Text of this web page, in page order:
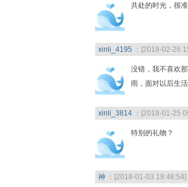
共处的时光，很
xinli_4195 ：[2018-02-26
没错，我不喜欢
雨，面对以后生
xinli_3814 ：[2018-01-25
特别的礼物？
神 ：[2018-01-03 19:48:54]